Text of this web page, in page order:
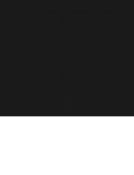
Automóvel